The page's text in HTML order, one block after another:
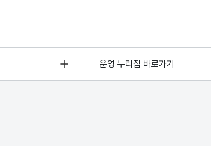
운영 누리집 바로가기